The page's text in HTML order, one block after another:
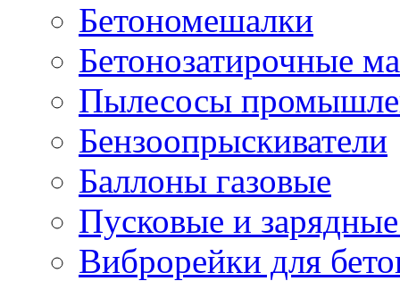
Бетономешалки
Бетонозатирочные
Пылесосы
Бензоопрыскиватели
Баллоны газовые
Пусковые и
Виброрейки для